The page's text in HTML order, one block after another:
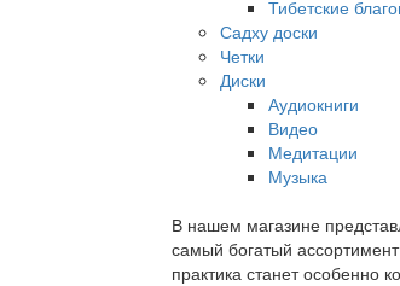
Тибетские
Садху доски
Четки
Диски
Аудиокниги
Видео
Медитации
Музыка
В нашем магазине
самый богатый
практика станет особенно